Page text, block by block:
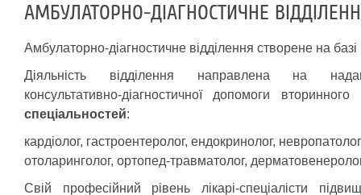
АМБУЛАТОРНО-ДІАГНОСТИЧНЕ
Амбулаторно-діагностичне відділення створене на базі
Діяльність відділення направлена на
консультативно-діагностичної допомоги
спеціальностей:
кардіолог, гастроентеролог, ендокринолог,
отоларинголог, ортопед-травматолог,
Свій професійний рівень лікарі-спеціалісти